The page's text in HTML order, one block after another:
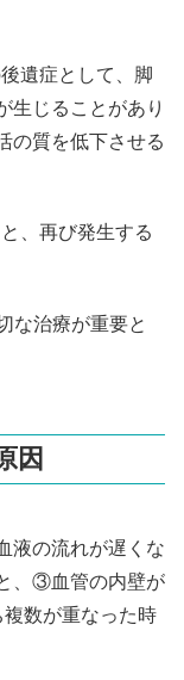
遺症として、脚
生じることがあり
の質を低下させる
、再び発生する
な治療が重要と
因
液の流れが遅くな
、③血管の内壁が
数が重なった時